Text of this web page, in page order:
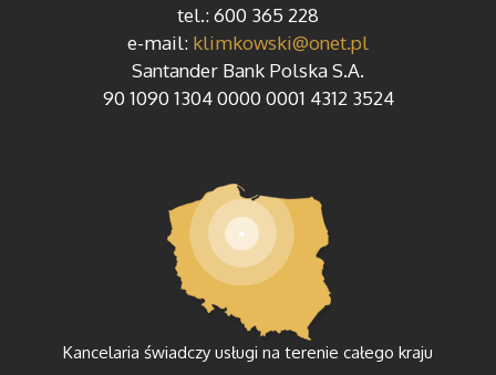
tel.: 600 365 228
e-mail: klimkowski@onet.pl
Santander Bank Polska S.A.
90 1090 1304 0000 0001 4312 3524
Kancelaria świadczy usługi na terenie całego kraju